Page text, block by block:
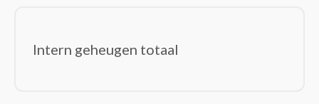
Intern geheugen totaal